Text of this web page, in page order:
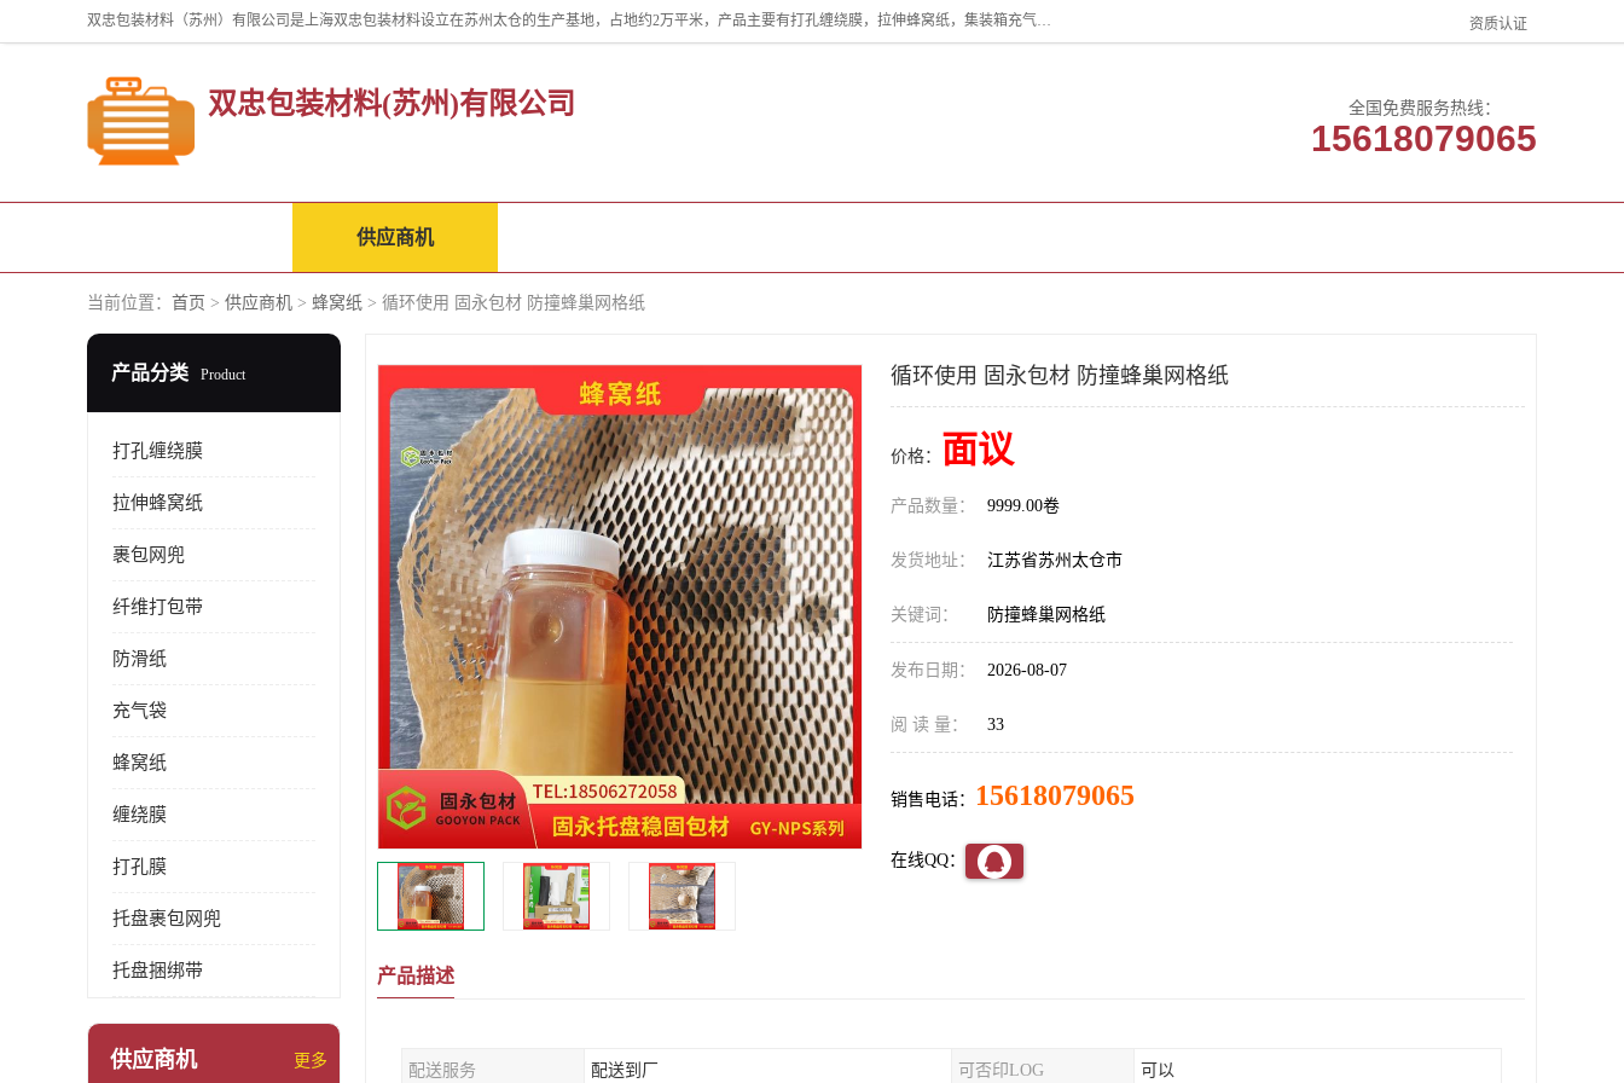
双忠包装材料（苏州）有限公司是上海双忠包装材料设立在苏州太仓的生产基地，占地约2万平米，产品主要有打孔缠绕膜，拉伸蜂窝纸，集装箱充气袋，滑托板，打包带，裹包网兜，防滑纸等箱体和托盘的运输和保护性包材。固永包材®，GooYon Pack®，是我们保护性包装材料的专属品牌。 资质认证
双忠包装材料(苏州)有限公司 全国免费服务热线：
15618079065
供应商机
当前位置： 首页 > 供应商机 > 蜂窝纸 > 循环使用 固永包材 防撞蜂巢网格纸
产品分类 Product
打孔缠绕膜
拉伸蜂窝纸
裹包网兜
纤维打包带
防滑纸
充气袋
蜂窝纸
缠绕膜
打孔膜
托盘裹包网兜
托盘捆绑带
供应商机 更多
循环使用 固永包材 防撞蜂巢网格纸
价格： 面议
产品数量： 9999.00卷
发货地址： 江苏省苏州太仓市
关键词： 防撞蜂巢网格纸
发布日期： 2026-08-07
阅 读 量： 33
销售电话： 15618079065
在线QQ：
产品描述
配送服务 配送到厂 可否印LOG 可以